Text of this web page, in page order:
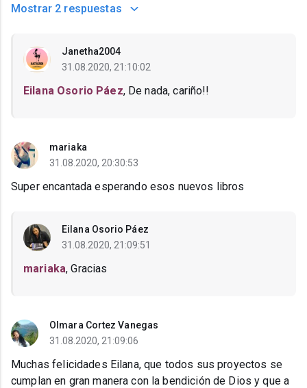
Mostrar 2 respuestas
Janetha2004
31.08.2020, 21:10:02
Eilana Osorio Páez, De nada, cariño!!
mariaka
31.08.2020, 20:30:53
Super encantada esperando esos nuevos libros
Eilana Osorio Páez
31.08.2020, 21:09:51
mariaka, Gracias
Olmara Cortez Vanegas
31.08.2020, 21:09:06
Muchas felicidades Eilana, que todos sus proyectos se
cumplan en gran manera con la bendición de Dios y que a